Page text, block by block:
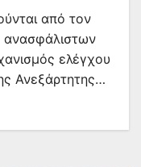
από τον
ανασφάλιστων
ελέγχου
Ανεξάρτητης…